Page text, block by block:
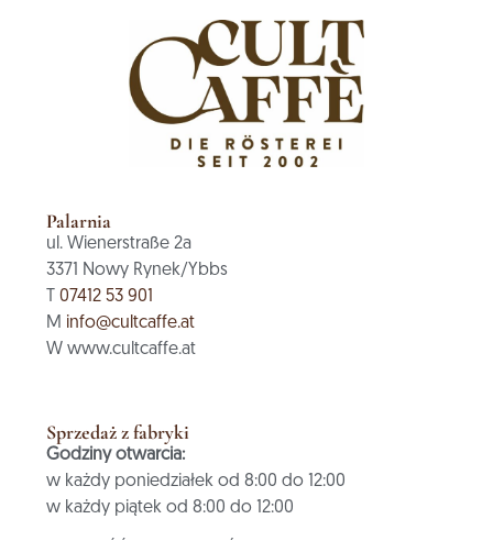
Palarnia
ul. Wienerstraße 2a
3371 Nowy Rynek/Ybbs
T07412 53 901
M info@cultcaffe.at
W www.cultcaffe.at
Sprzedaż z fabryki
Godziny otwarcia:
w każdy poniedziałek od 8:00 do 12:00
w każdy piątek od 8:00 do 12:00